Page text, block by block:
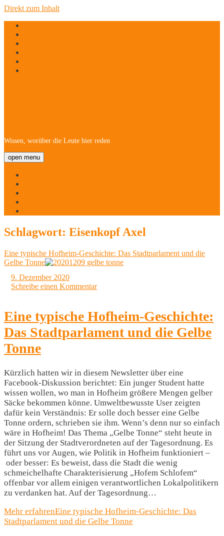
Direkt zum Inhalt
Wissen, worüber die Leute hier reden
open menu
Schlagwort: Eisenkopf Axel
Eine typische Hofheim-Geschichte: Das Stadtparlament und die
Gelbe Tonne
9. Dezember 2020
Schreibe einen Kommentar
Eine typische Hofheim-Geschichte:
Das Stadtparlament und die Gelbe
Tonne
Kürzlich hatten wir in diesem Newsletter über eine
Facebook-Diskussion berichtet: Ein junger Student hatte
wissen wollen, wo man in Hofheim größere Mengen gelber
Säcke bekommen könne. Umweltbewusste User zeigten
dafür kein Verständnis: Er solle doch besser eine Gelbe
Tonne ordern, schrieben sie ihm. Wenn’s denn nur so einfach
wäre in Hofheim! Das Thema „Gelbe Tonne“ steht heute in
der Sitzung der Stadtverordneten auf der Tagesordnung. Es
führt uns vor Augen, wie Politik in Hofheim funktioniert –
oder besser: Es beweist, dass die Stadt die wenig
schmeichelhafte Charakterisierung „Hofem Schlofem“
offenbar vor allem einigen verantwortlichen Lokalpolitikern
zu verdanken hat. Auf der Tagesordnung…
Mehr erfahrenEine typische Hofheim-Geschichte: Das
Stadtparlament und die Gelbe Tonne